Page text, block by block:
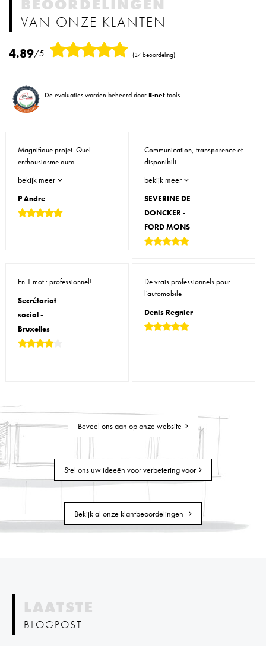
BEOORDELINGEN
VAN ONZE KLANTEN
4.89/5 (37 beoordeling)
De evaluaties worden beheerd doorE-nettools
Magnifique projet. Quel
enthousiasme dura...
bekijk meer
P Andre
Communication, transparence et
disponibili...
bekijk meer
SEVERINE DE
DONCKER -
FORD MONS
En 1 mot : professionnel!
Secrétariat
social -
Bruxelles
De vrais professionnels pour
l'automobile
Denis Regnier
Beveel ons aan op onze website
Stel ons uw ideeën voor verbetering voor
Bekijk al onze klantbeoordelingen
LAATSTE
BLOGPOST